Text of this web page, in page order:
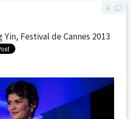
Festival de Cannes 2013
4